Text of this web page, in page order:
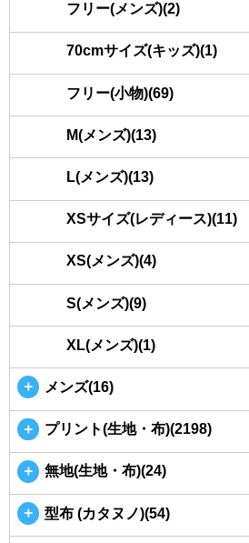
フリー(メンズ)(2)
70cmサイズ(キッズ)(1)
フリー(小物)(69)
M(メンズ)(13)
L(メンズ)(13)
XSサイズ(レディース)(11)
XS(メンズ)(4)
S(メンズ)(9)
XL(メンズ)(1)
＋ メンズ(16)
＋ プリント(生地・布)(2198)
＋ 無地(生地・布)(24)
＋ 型布 (カタヌノ)(54)